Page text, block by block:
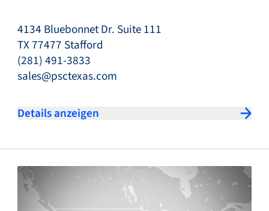
4134 Bluebonnet Dr. Suite 111
TX 77477 Stafford
(281) 491-3833
sales@psctexas.com
Details anzeigen